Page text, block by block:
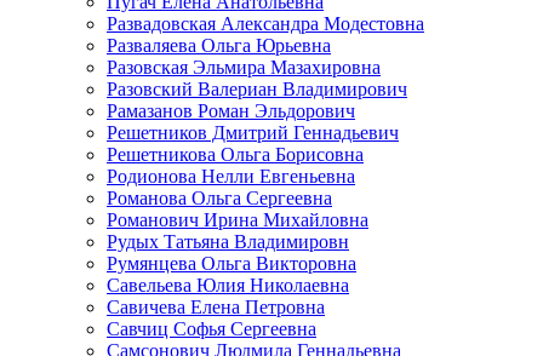
Развадовская Александра Модестовна
Разваляева Ольга Юрьевна
Разовская Эльмира Мазахировна
Разовский Валериан Владимирович
Рамазанов Роман Эльдорович
Решетников Дмитрий Геннадьевич
Решетникова Ольга Борисовна
Родионова Нелли Евгеньевна
Романова Ольга Сергеевна
Романович Ирина Михайловна
Рудых Татьяна Владимировн
Румянцева Ольга Викторовна
Савельева Юлия Николаевна
Савичева Елена Петровна
Савчиц Софья Сергеевна
Самсонович Людмила Геннадьевна